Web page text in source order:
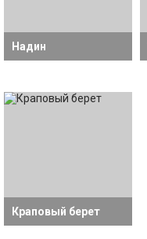
Надин
Краповый берет